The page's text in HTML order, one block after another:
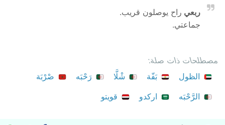
ربعي راح يوصلون قريب.
جماعتي.
مصطلحات ذات صلة:
الظول
بَفّة شْلَّا رَحْبَه
صْرْبَة
الرَّحْبَه
اركدو قويتو